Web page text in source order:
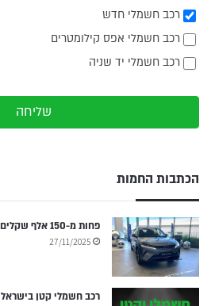
רכב חשמלי חדש
רכב חשמלי אפס קילומטרים
רכב חשמלי יד שניה
שליחה
הכתבות החמות
פחות מ-150 אלף שקלים: BYD אטו 2 בישראל
27/11/2025
רכב חשמלי קטן בישראל